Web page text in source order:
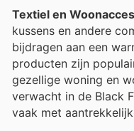
Textiel en
kussens en andere
bijdragen aan een
producten zijn
gezellige woning en
verwacht in de Black
vaak met